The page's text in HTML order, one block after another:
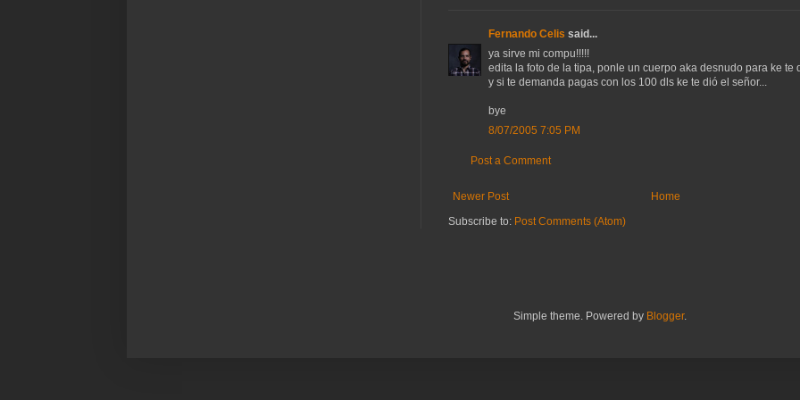
Fernando Celis said...
ya sirve mi compu!!!!!
edita la foto de la tipa, ponle un cuerpo aka desnudo para ke te
y si te demanda pagas con los 100 dls ke te dió el señor...
bye
8/07/2005 7:05 PM
Post a Comment
Newer Post
Home
Subscribe to: Post Comments (Atom)
Simple theme. Powered by Blogger.